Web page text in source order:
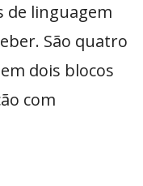
de linguagem
São quatro
dois blocos
com